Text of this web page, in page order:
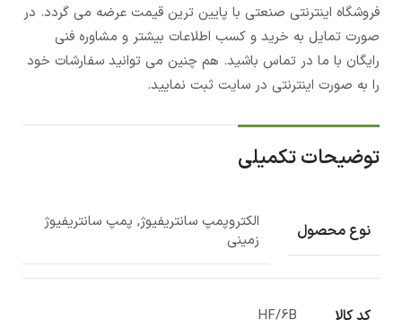
فروشگاه اینترنتی صنعتی با پایین ترین قیمت عرضه می گردد. در
صورت تمایل به خرید و کسب اطلاعات بیشتر و مشاوره فنی
رایگان با ما در تماس باشید. هم چنین می توانید سفارشات خود
را به صورت اینترنتی در سایت ثبت نمایید.
توضیحات تکمیلی
نوع محصول
الکتروپمپ سانتریفیوژ, پمپ سانتریفیوژ
زمینی
کد کالا HF/6B